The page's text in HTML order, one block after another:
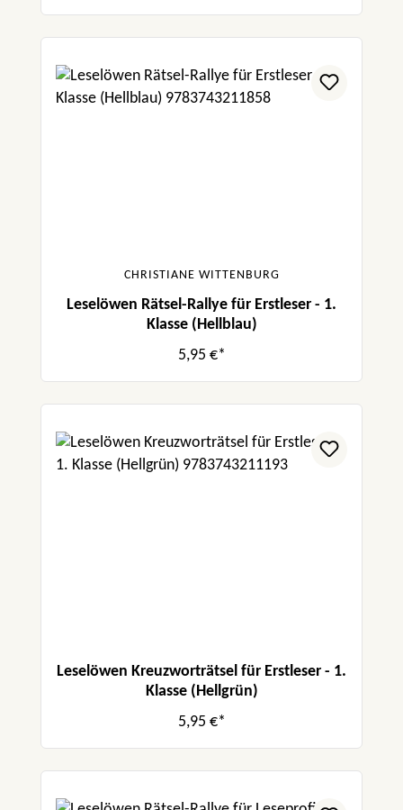
CHRISTIANE WITTENBURG
Leselöwen Rätsel-Rallye für Erstleser - 1.
Klasse (Hellblau)
5,95 €*
Leselöwen Kreuzworträtsel für Erstleser - 1.
Klasse (Hellgrün)
5,95 €*